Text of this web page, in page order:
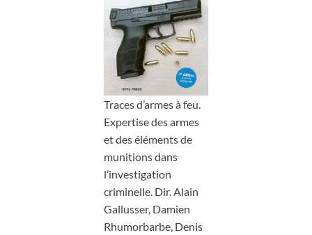
Traces d’armes à feu.
Expertise des armes
et des éléments de
munitions dans
l’investigation
criminelle. Dir. Alain
Gallusser, Damien
Rhumorbarbe, Denis